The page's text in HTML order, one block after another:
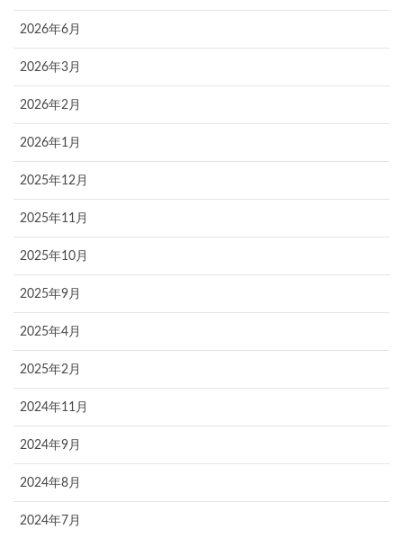
2026年6月
2026年3月
2026年2月
2026年1月
2025年12月
2025年11月
2025年10月
2025年9月
2025年4月
2025年2月
2024年11月
2024年9月
2024年8月
2024年7月